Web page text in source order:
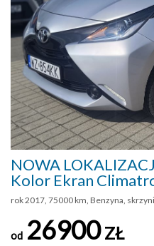
NOWA
Kolor Ekran
rok 2017, 75000 km, Benzyna,
od 26900ZŁ